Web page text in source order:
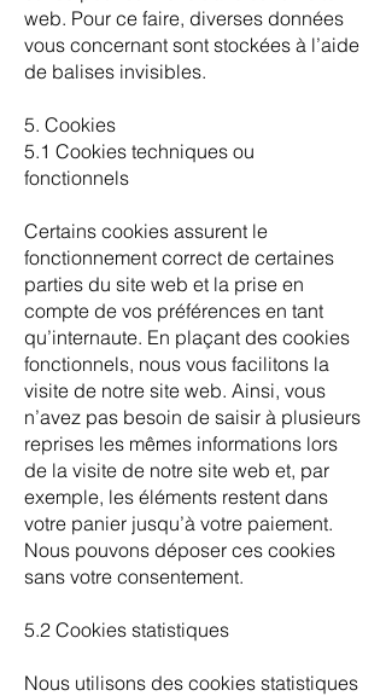
web. Pour ce faire, diverses données
vous concernant sont stockées à l’aide
de balises invisibles.
5. Cookies
5.1 Cookies techniques ou
fonctionnels
Certains cookies assurent le
fonctionnement correct de certaines
parties du site web et la prise en
compte de vos préférences en tant
qu’internaute. En plaçant des cookies
fonctionnels, nous vous facilitons la
visite de notre site web. Ainsi, vous
n’avez pas besoin de saisir à plusieurs
reprises les mêmes informations lors
de la visite de notre site web et, par
exemple, les éléments restent dans
votre panier jusqu’à votre paiement.
Nous pouvons déposer ces cookies
sans votre consentement.
5.2 Cookies statistiques
Nous utilisons des cookies statistiques